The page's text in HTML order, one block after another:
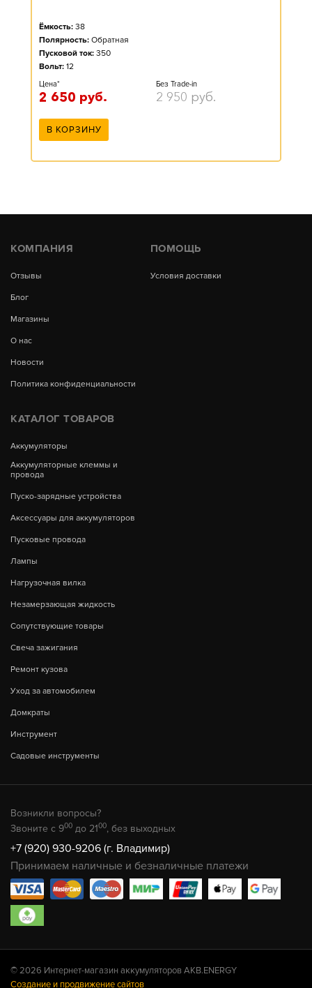
Ёмкость: 38
Полярность: Обратная
Пусковой ток: 350
Вольт: 12
Цена*
2 650 руб.
Без Trade-in
2 950 руб.
В КОРЗИНУ
КОМПАНИЯ
Отзывы
Блог
Магазины
О нас
Новости
Политика конфиденциальности
ПОМОЩЬ
Условия доставки
КАТАЛОГ ТОВАРОВ
Аккумуляторы
Аккумуляторные клеммы и
провода
Пуско-зарядные устройства
Аксессуары для аккумуляторов
Пусковые провода
Лампы
Нагрузочная вилка
Незамерзающая жидкость
Сопутствующие товары
Свеча зажигания
Ремонт кузова
Уход за автомобилем
Домкраты
Инструмент
Садовые инструменты
Возникли вопросы?
Звоните с 900 до 2100, без выходных
+7 (920) 930-9206 (г. Владимир)
Принимаем наличные и безналичные платежи
© 2026 Интернет-магазин аккумуляторов AKB.ENERGY
Создание и продвижение сайтов